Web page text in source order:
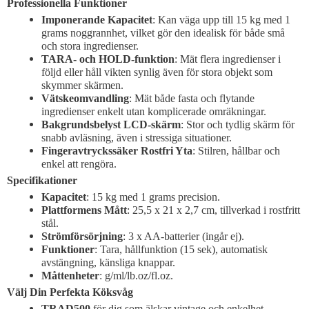
Professionella Funktioner
Imponerande Kapacitet: Kan väga upp till 15 kg med 1
grams noggrannhet, vilket gör den idealisk för både små
och stora ingredienser.
TARA- och HOLD-funktion: Mät flera ingredienser i
följd eller håll vikten synlig även för stora objekt som
skymmer skärmen.
Vätskeomvandling: Mät både fasta och flytande
ingredienser enkelt utan komplicerade omräkningar.
Bakgrundsbelyst LCD-skärm: Stor och tydlig skärm för
snabb avläsning, även i stressiga situationer.
Fingeravtryckssäker Rostfri Yta: Stilren, hållbar och
enkel att rengöra.
Specifikationer
Kapacitet: 15 kg med 1 grams precision.
Plattformens Mått: 25,5 x 21 x 2,7 cm, tillverkad i rostfritt
stål.
Strömförsörjning: 3 x AA-batterier (ingår ej).
Funktioner: Tara, hållfunktion (15 sek), automatisk
avstängning, känsliga knappar.
Måttenheter: g/ml/lb.oz/fl.oz.
Välj Din Perfekta Köksvåg